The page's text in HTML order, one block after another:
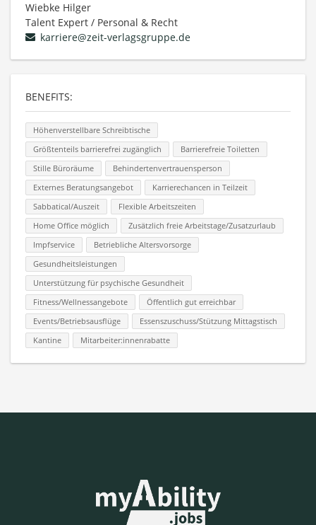
Wiebke Hilger
Talent Expert / Personal & Recht
karriere@zeit-verlagsgruppe.de
BENEFITS:
Höhenverstellbare Schreibtische
Größtenteils barrierefrei zugänglich
Barrierefreie Toiletten
Stille Büroräume
Behindertenvertrauensperson
Externes Beratungsangebot
Karrierechancen in Teilzeit
Sabbatical/Auszeit
Flexible Arbeitszeiten
Home Office möglich
Zusätzlich freie Arbeitstage/Zusatzurlaub
Impfservice
Betriebliche Altersvorsorge
Gesundheitsleistungen
Unterstützung für psychische Gesundheit
Fitness/Wellnessangebote
Öffentlich gut erreichbar
Events/Betriebsausflüge
Essenszuschuss/Stützung Mittagstisch
Kantine
Mitarbeiter:innenrabatte